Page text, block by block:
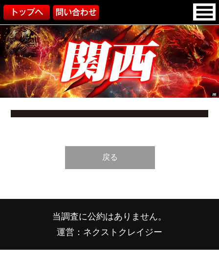
戻る
当調査に公約はありません。
運営：ネクストクレイジー